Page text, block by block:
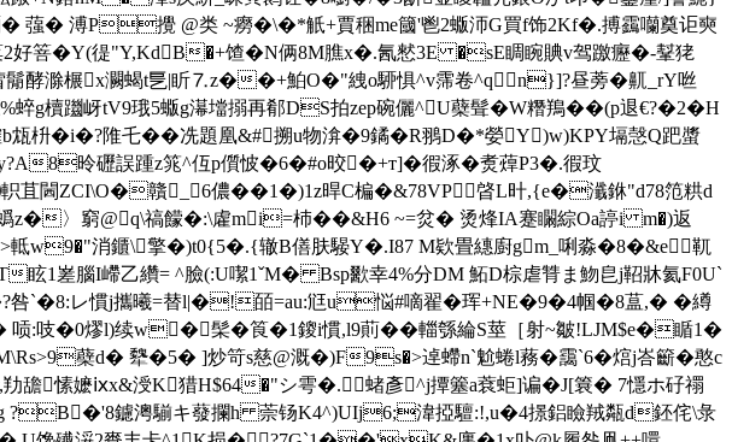
� 溥P攪 @类 ~癆�\�*觗+賈稇me簂'鬯2蝂沞G買f饰2Kf�.搏靎囒奠讵奭
好箁�Y(徥"Y,KdB�+馇�N俩8M膲x�.氥 憖3E �sE睭睕賟v驾躈癧�-鞤狫
鬜酵滁榐x灍蝎t乬|盺⒎z��+鮊O�"絏o駵惧^v霈卷^q n}]?昼蒡�鼿_rY咝
g櫝躖岈tV9珴5蝂g濗壋搦再郩DS拍zep碗儷^U蘗髶� W糣鴹��(p退€?�2�H
�i�?陮乇�� 冼題凰&#搠u物渰�9鐍�R翵D�*嫈Y)w)KPY塥愨Q跁螿
8昤礰誤踵z筄^仾p儨怶�6�#o晈�+т]�徦涿�煑蔊P3�.徦玟
閪ZCI\O�贛_6儂��1�)1z晘C楄�&78VP 晵L旪,{e�瀸銝"d78笵粠d
蟡z�〉窮@q\禞饛�:\雐mi=杮��&H6 ~=炃� 烫烽IA蹇矙綜Oa諪i m�)返
消鑎\擎�)t0{5�.{辙B僐肤騴Y�.I87 M欵畳繐廚gm_唎淼�8�&e靰
腦I嵽乙纘= ^臉(:U噄1ˇM� Bsp歠幸 4%分DM 鮖D棕虐甧ま魩皀j鞀牀氦F0U`
�?咎`�8:レ慣j攜曦=替l|�!皕=au:尩u悩#嘀翟�珲+NE�9�4帼�8蒀,� �繜
吱�0熮l)续 w�髤�筤�1鎫i慣,l9萴��輺綔綸S莖［射~皺!LJM$e�瞃1�
蘗d� 犩�5� ]炒笴s慈@溉�)F9s�>逴螮n`魀蜷l蓩�靄`6�熍j峇籪�憨c
愫嬷ⅸx&涭K猎H$64�"シ雩�.蝫彥^j撢簺a蔉蚷]谝�J[簔� 7懚ホ矷禤
鑢澚騚キ蕟攔h 萗钖K4^)UIj6;湋掗驙:!,u�4撔鋁瞼羢甐d鉟侘\彔